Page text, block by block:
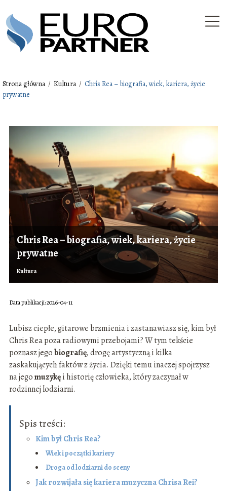
Strona główna / Kultura / Chris Rea – biografia, wiek, kariera, życie
prywatne
Chris Rea – biografia, wiek, kariera, życie
prywatne
Kultura
Data publikacji: 2026-04-11
Lubisz ciepłe, gitarowe brzmienia i zastanawiasz się, kim był
Chris Rea poza radiowymi przebojami? W tym tekście
poznasz jegobiografię, drogę artystyczną i kilka
zaskakujących faktów z życia. Dzięki temu inaczej spojrzysz
na jegomuzykęi historię człowieka, który zaczynał w
rodzinnej lodziarni.
Spis treści:
Kim był Chris Rea?
Wiek i początki kariery
Droga od lodziarni do sceny
Jak rozwijała się kariera muzyczna Chrisa Rei?